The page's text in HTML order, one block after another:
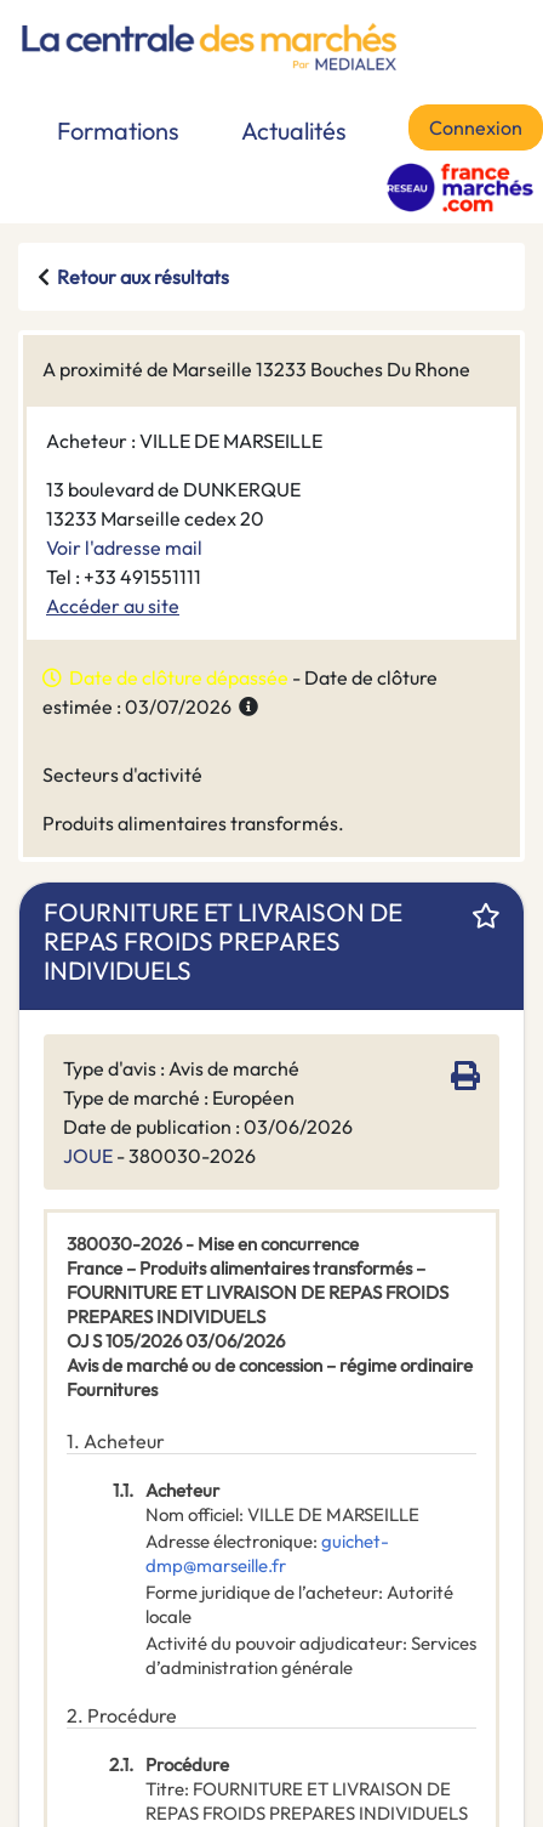
Formations Actualités Connexion
Retour aux résultats
A proximité de Marseille 13233 Bouches Du Rhone
Acheteur : VILLE DE MARSEILLE
13 boulevard de DUNKERQUE
13233 Marseille cedex 20
Voir l'adresse mail
Tel : +33 491551111
Accéder au site
Date de clôture dépassée - Date de clôture
estimée : 03/07/2026
Secteurs d'activité
Produits alimentaires transformés.
FOURNITURE ET LIVRAISON DE
REPAS FROIDS PREPARES
INDIVIDUELS
Type d'avis : Avis de marché
Type de marché : Européen
Date de publication : 03/06/2026
JOUE - 380030-2026
380030-2026 - Mise en concurrence
France – Produits alimentaires transformés –
FOURNITURE ET LIVRAISON DE REPAS FROIDS
PREPARES INDIVIDUELS
OJ S 105/2026 03/06/2026
Avis de marché ou de concession – régime ordinaire
Fournitures
1. Acheteur
1.1. Acheteur
Nom officiel: VILLE DE MARSEILLE
Adresse électronique: guichet-
dmp@marseille.fr
Forme juridique de l’acheteur: Autorité
locale
Activité du pouvoir adjudicateur: Services
d’administration générale
2. Procédure
2.1. Procédure
Titre: FOURNITURE ET LIVRAISON DE
REPAS FROIDS PREPARES INDIVIDUELS